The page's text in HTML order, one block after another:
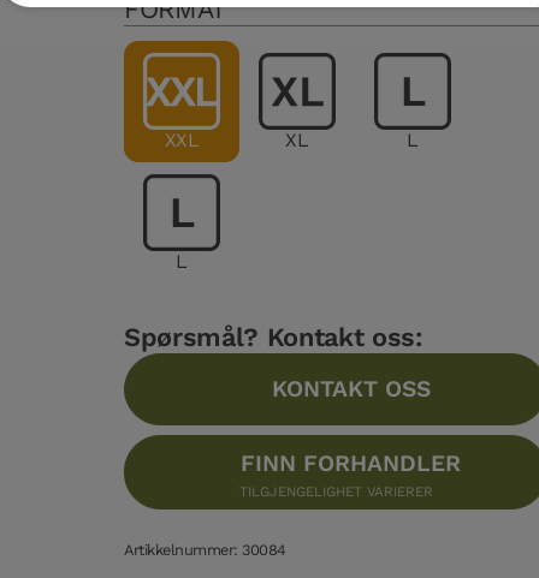
FORMAT
XXL XL L
L
Spørsmål? Kontakt oss:
KONTAKT OSS
FINN FORHANDLER
TILGJENGELIGHET VARIERER
Artikkelnummer: 30084